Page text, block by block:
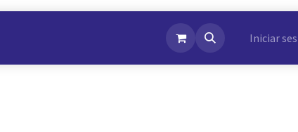
NotiFlash Iniciar